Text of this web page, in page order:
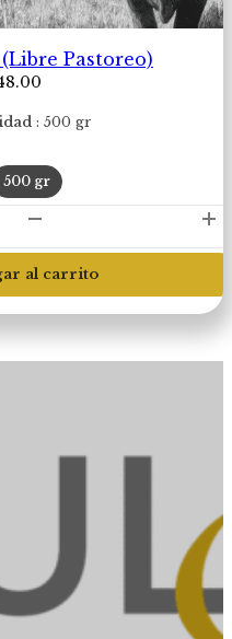
Pastoreo)
500 gr
500 gr
al carrito